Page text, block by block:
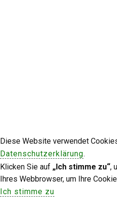
Diese Website verwendet
Datenschutzerklärung.
Klicken Sie auf „Ich stimme zu“,
Ihres Webbrowser, um Ihre
Ich stimme zu